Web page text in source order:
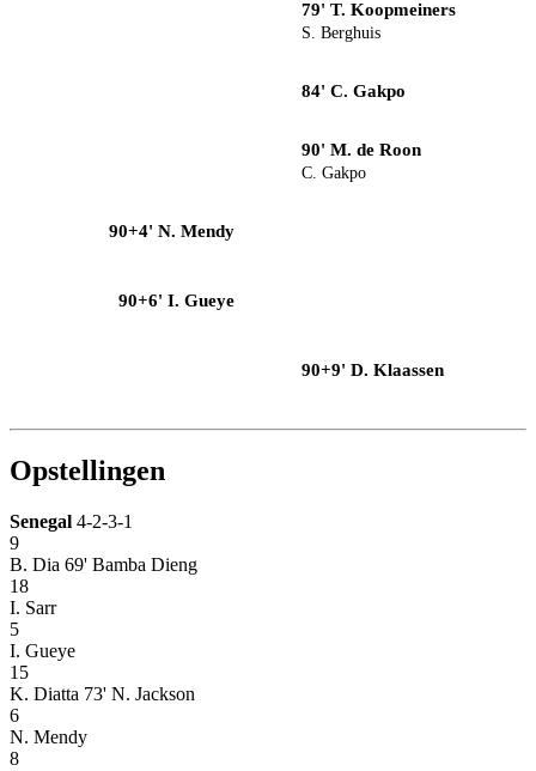
79' T. Koopmeiners
S. Berghuis
84' C. Gakpo
90' M. de Roon
C. Gakpo
90+4' N. Mendy
90+6' I. Gueye
90+9' D. Klaassen
Opstellingen
Senegal 4-2-3-1
9
B. Dia 69' Bamba Dieng
18
I. Sarr
5
I. Gueye
15
K. Diatta 73' N. Jackson
6
N. Mendy
8